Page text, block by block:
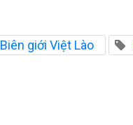
Biên giới Việt Lào